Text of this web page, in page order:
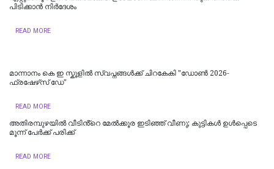
പിടിക്കാൻ നിർദേശം
READ MORE
മാന്നാനം കെ ഇ സ്കൂളില്‍ സ്വപ്നങ്ങൾക്ക് ചിറകേകി "ഡോണ്‍ 2026-
ഫ്രഷേഴ്‌സ് ഡേ"
READ MORE
അതിരമ്പുഴയില്‍ വീടിൻ്റെ മേൽക്കൂര ഇടിഞ്ഞ് വീണു; കുട്ടികൾ ഉൾപ്പെടെ
മൂന്ന് പേർക്ക് പരിക്ക്
READ MORE